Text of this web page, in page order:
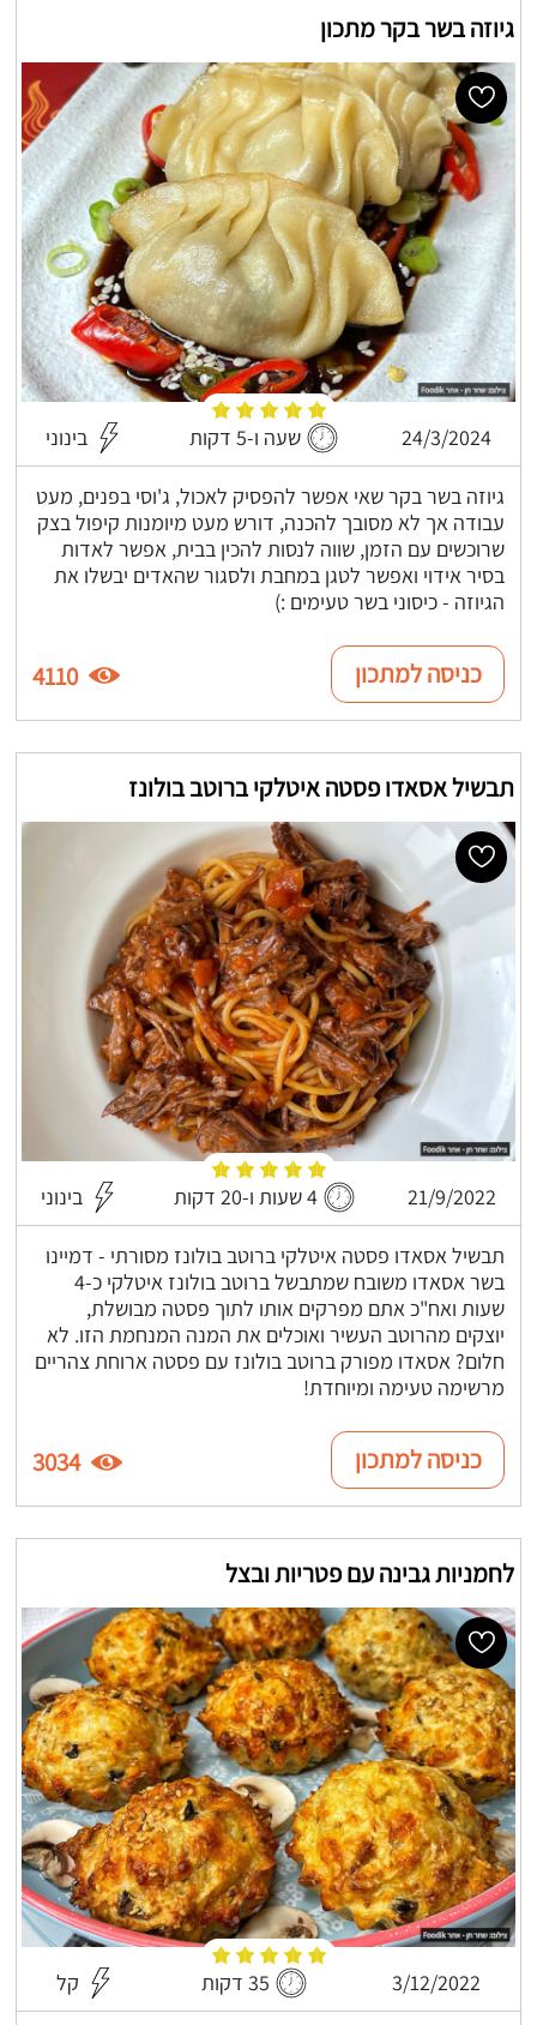
גיוזה בשר בקר מתכון
24/3/2024 שעה ו-5 דקות בינוני
גיוזה בשר בקר שאי אפשר להפסיק לאכול, ג'וסי בפנים, מעט
עבודה אך לא מסובך להכנה, דורש מעט מיומנות קיפול בצק
שרוכשים עם הזמן, שווה לנסות להכין בבית, אפשר לאדות
בסיר אידוי ואפשר לטגן במחבת ולסגור שהאדים יבשלו את
הגיוזה - כיסוני בשר טעימים :)
כניסה למתכון 4110
תבשיל אסאדו פסטה איטלקי ברוטב בולונז
21/9/2022 4 שעות ו-20 דקות בינוני
תבשיל אסאדו פסטה איטלקי ברוטב בולונז מסורתי - דמיינו
בשר אסאדו משובח שמתבשל ברוטב בולונז איטלקי כ-4
שעות ואח"כ אתם מפרקים אותו לתוך פסטה מבושלת,
יוצקים מהרוטב העשיר ואוכלים את המנה המנחמת הזו. לא
חלום? אסאדו מפורק ברוטב בולונז עם פסטה ארוחת צהריים
מרשימה טעימה ומיוחדת!
כניסה למתכון 3034
לחמניות גבינה עם פטריות ובצל
3/12/2022 35 דקות קל